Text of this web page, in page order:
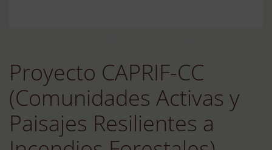
Proyecto CAPRIF-CC
(Comunidades Activas y
Paisajes Resilientes a